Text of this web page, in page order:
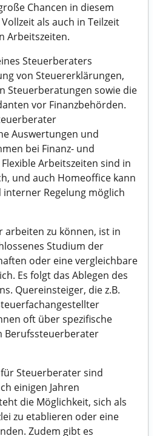
Chancen in diesem
als auch in Teilzeit
Arbeitszeiten.
Steuerberaters
von Steuererklärungen,
Steuerberatungen sowie die
vor Finanzbehörden.
Auswertungen und
bei Finanz- und
Arbeitszeiten sind in
und auch Homeoffice kann
Regelung möglich
arbeiten zu können, ist in
Studium der
oder eine vergleichbare
Es folgt das Ablegen des
Quereinsteiger, die z.B.
oft über spezifische
Berufssteuerberater
Steuerberater sind
einigen Jahren
die Möglichkeit, sich als
zu etablieren oder eine
Zudem gibt es